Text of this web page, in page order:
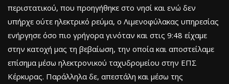
περιστατικού, που προηγήθηκε στο νησί και ενώ δεν
υπήρχε ούτε ηλεκτρικό ρεύμα, ο Λιμενοφύλακας υπηρεσίας
ενήργησε όσο πιο γρήγορα γινόταν και στις 9:48 είχαμε
στην κατοχή μας τη βεβαίωση, την οποία και αποστείλαμε
επίσημα μέσω ηλεκτρονικού ταχυδρομείου στην ΕΠΣ
Κέρκυρας. Παράλληλα δε, απεστάλη και μέσω της